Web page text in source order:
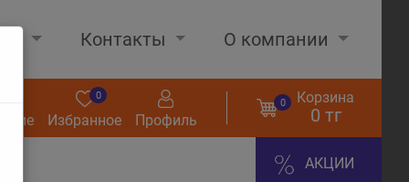
Контакты О компании
Избранное
0
Профиль
0 Корзина
0 тг
АКЦИИ